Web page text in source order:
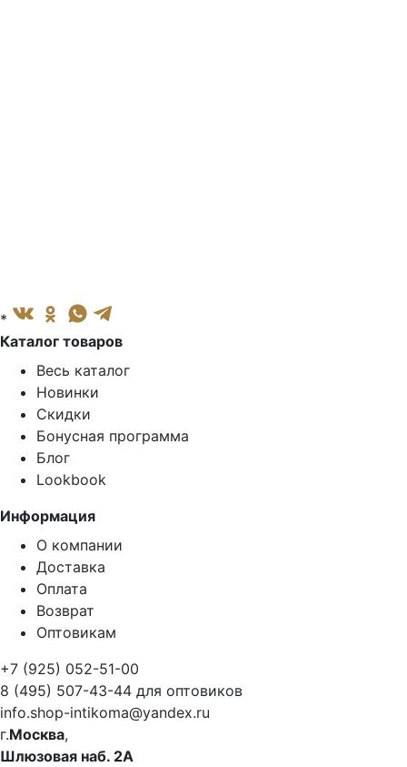
*
Каталог товаров
Весь каталог
Новинки
Скидки
Бонусная программа
Блог
Lookbook
Информация
О компании
Доставка
Оплата
Возврат
Оптовикам
+7 (925) 052-51-00
8 (495) 507-43-44 для оптовиков
info.shop-intikoma@yandex.ru
г.Москва,
Шлюзовая наб. 2А